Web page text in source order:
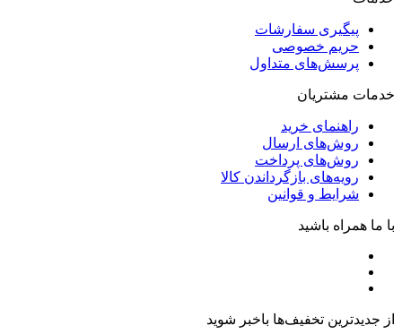
حریم خصوصی
پرسش‌های متداول
خدمات مشتریان
راهنمای خرید
روش‌های ارسال
روش‌های پرداخت
رویه‌های بازگرداندن کالا
شرایط و قوانین
با ما همراه باشید
Email